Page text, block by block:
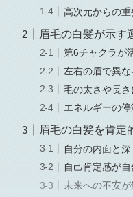
高次元からの
眉毛の白髪が示す
第6チャクラが
左右の眉で異
毛の太さや長
エネルギーの
眉毛の白髪を肯定
自分の内面と
自己肯定感が
未来への不安